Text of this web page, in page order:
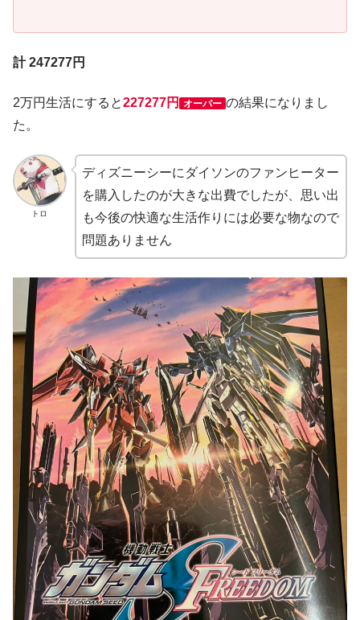
計 247277円
2万円生活にすると227277円 オーバー の結果になりまし
た。
トロ
ディズニーシーにダイソンのファンヒーター
を購入したのが大きな出費でしたが、思い出
も今後の快適な生活作りには必要な物なので
問題ありません